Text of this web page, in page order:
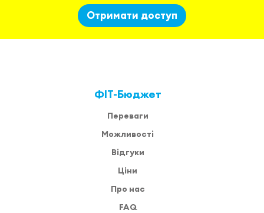
Отримати доступ
ФІТ-Бюджет
Переваги
Можливості
Відгуки
Ціни
Про нас
FAQ